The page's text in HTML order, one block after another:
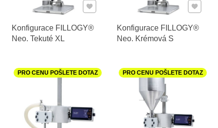
Konfigurace FILLOGY®
Neo. Tekuté XL
Přidat k Oblíbeným
Konfigurace FILLOGY®
Neo. Krémová S
Přidat k
PRO CENU POŠLETE DOTAZ PRO CENU POŠLETE DOTAZ